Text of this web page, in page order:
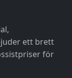
ett brett
för